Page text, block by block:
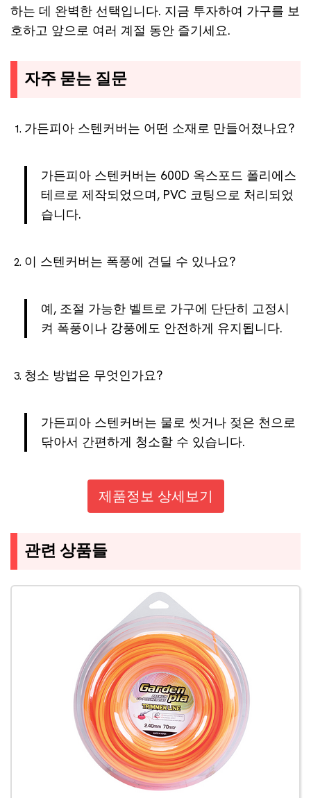
하는 데 완벽한 선택입니다. 지금 투자하여 가구를 보
호하고 앞으로 여러 계절 동안 즐기세요.
자주 묻는 질문
가든피아 스텐커버는 어떤 소재로 만들어졌나요?
가든피아 스텐커버는 600D 옥스포드 폴리에스
테르로 제작되었으며, PVC 코팅으로 처리되었
습니다.
이 스텐커버는 폭풍에 견딜 수 있나요?
예, 조절 가능한 벨트로 가구에 단단히 고정시
켜 폭풍이나 강풍에도 안전하게 유지됩니다.
청소 방법은 무엇인가요?
가든피아 스텐커버는 물로 씻거나 젖은 천으로
닦아서 간편하게 청소할 수 있습니다.
제품정보 상세보기
관련 상품들